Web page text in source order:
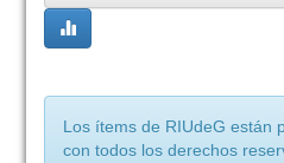
Los ítems de RIUdeG están
con todos los derechos